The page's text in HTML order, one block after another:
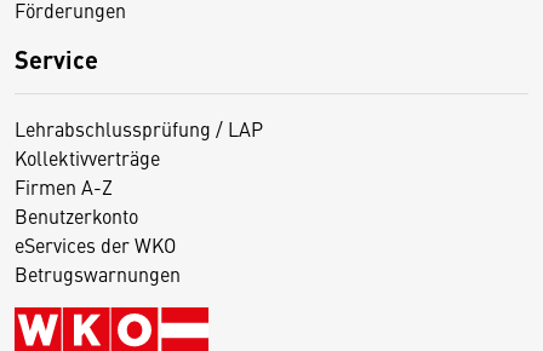
Förderungen
Service
Lehrabschlussprüfung / LAP
Kollektivverträge
Firmen A-Z
Benutzerkonto
eServices der WKO
Betrugswarnungen